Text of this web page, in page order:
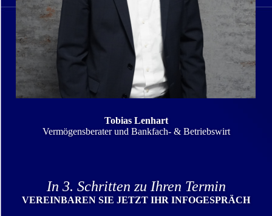
Tobias Lenhart
Vermögensberater und Bankfach- & Betriebswirt
In 3. Schritten zu Ihren Termin
VEREINBAREN SIE JETZT IHR INFOGESPRÄCH